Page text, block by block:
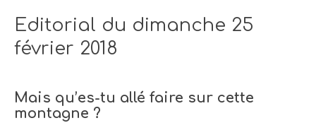
Editorial du dimanche 25
février 2018
Mais qu’es-tu allé faire sur cette
montagne ?